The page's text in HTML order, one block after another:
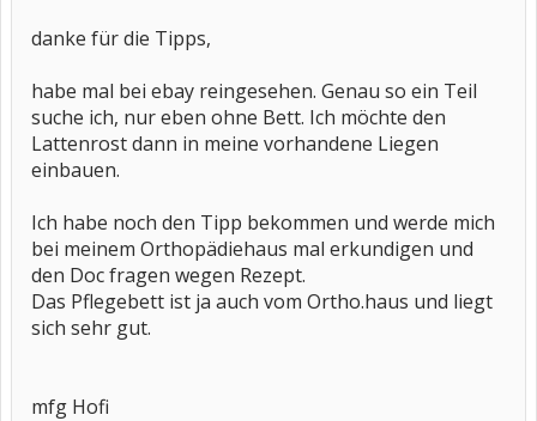
danke für die Tipps,
habe mal bei ebay reingesehen. Genau so ein Teil
suche ich, nur eben ohne Bett. Ich möchte den
Lattenrost dann in meine vorhandene Liegen
einbauen.
Ich habe noch den Tipp bekommen und werde mich
bei meinem Orthopädiehaus mal erkundigen und
den Doc fragen wegen Rezept.
Das Pflegebett ist ja auch vom Ortho.haus und liegt
sich sehr gut.
mfg Hofi